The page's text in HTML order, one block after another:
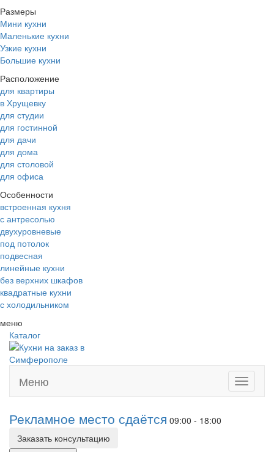
Размеры
Мини кухни
Маленькие кухни
Узкие кухни
Большие кухни
Расположение
для квартиры
в Хрущевку
для студии
для гостинной
для дачи
для дома
для столовой
для офиса
Особенности
встроенная кухня
с антресолью
двухуровневые
под потолок
подвесная
линейные кухни
без верхних шкафов
квадратные кухни
с холодильником
меню
Каталог
Toggle
Меню
Рекламное место сдаётся 09:00 - 18:00
Заказать консультацию